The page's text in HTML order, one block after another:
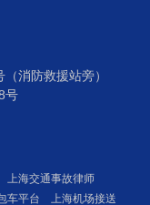
消防救援站旁）
号
上海交通事故律师
车平台 上海机场接送